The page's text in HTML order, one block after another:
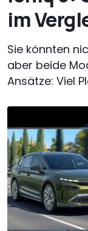
im
Sie könnten
aber beide
Ansätze: Viel